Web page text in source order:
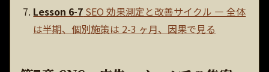
Lesson 6-7 SEO 効果測定と改善サイクル — 全体
は半期、個別施策は 2-3 ヶ月、因果で見る